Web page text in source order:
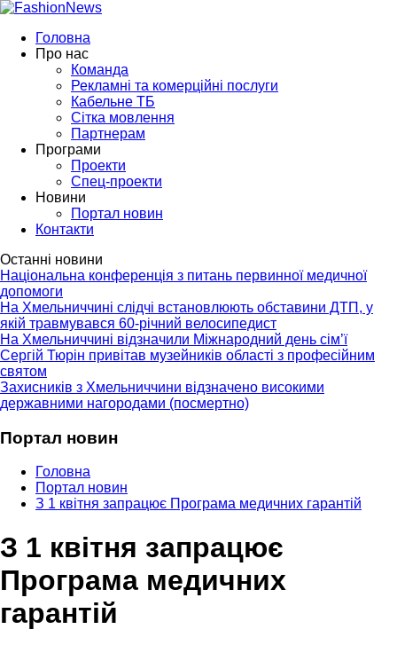
Головна
Про нас
Команда
Рекламні та комерційні послуги
Кабельне ТБ
Сітка мовлення
Партнерам
Програми
Проекти
Спец-проекти
Новини
Портал новин
Контакти
Останні новини
Національна конференція з питань первинної медичної
допомоги
На Хмельниччині слідчі встановлюють обставини ДТП, у
якій травмувався 60-річний велосипедист
На Хмельниччині відзначили Міжнародний день сім’ї
Сергій Тюрін привітав музейників області з професійним
святом
Захисників з Хмельниччини відзначено високими
державними нагородами (посмертно)
Портал новин
Головна
Портал новин
З 1 квітня запрацює Програма медичних гарантій
З 1 квітня запрацює
Програма медичних
гарантій